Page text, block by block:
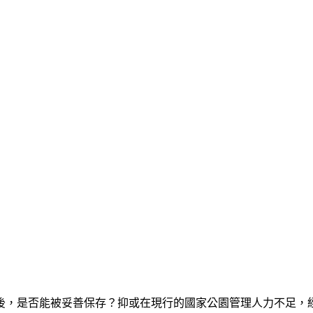
是否能被妥善保存？抑或在現行的國家公園管理人力不足